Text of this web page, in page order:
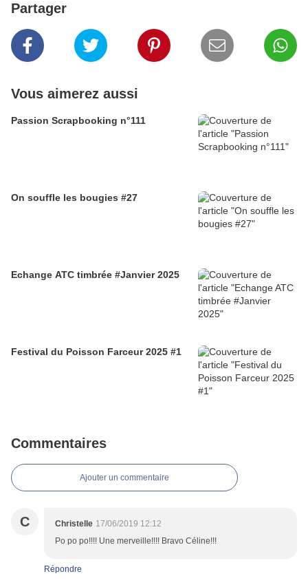
Partager
Vous aimerez aussi
Passion Scrapbooking n°111
On souffle les bougies #27
Echange ATC timbrée #Janvier 2025
Festival du Poisson Farceur 2025 #1
Commentaires
Ajouter un commentaire
C Christelle 17/06/2019 12:12
Po po po!!!! Une merveille!!!! Bravo Céline!!!
Répondre